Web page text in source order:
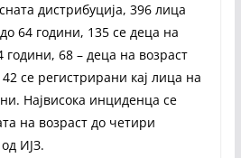
дистрибуција, 396 лица
64 години, 135 се деца на
години, 68 – деца на возраст
се регистрирани кај лица на
Највисока инциденца се
на возраст до четири
ИЈЗ.